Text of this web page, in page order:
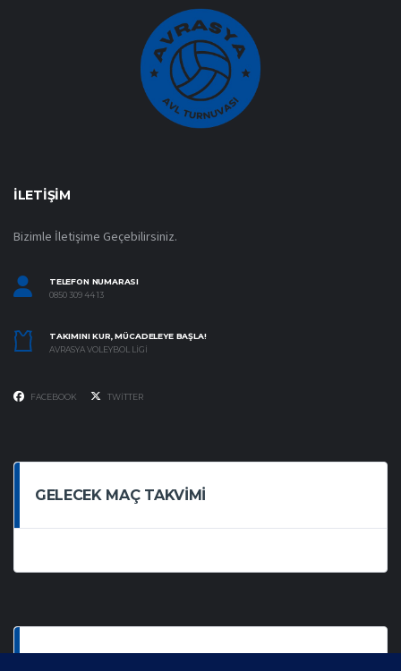
İLETIŞIM
Bizimle İletişime Geçebilirsiniz.
TELEFON NUMARASI
0850 309 44 13
TAKIMINI KUR, MÜCADELEYE BAŞLA!
AVRASYA VOLEYBOL LIGI
FACEBOOK TWITTER
GELECEK MAÇ TAKVIMI